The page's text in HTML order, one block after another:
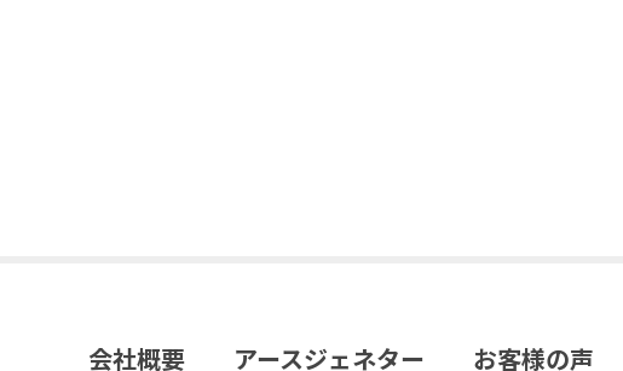
会社概要 アースジェネター お客様の声